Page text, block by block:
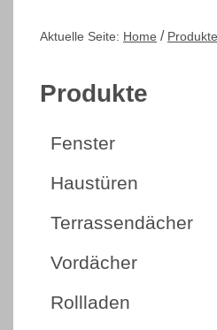
Aktuelle Seite: Home / Produkte
Produkte
Fenster
Haustüren
Terrassendächer
Vordächer
Rollladen